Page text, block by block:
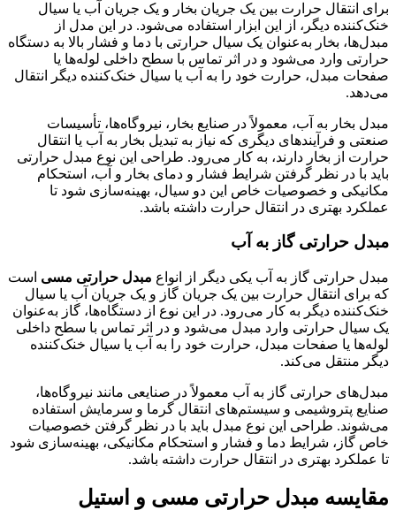
برای انتقال حرارت بین یک جریان بخار و یک جریان آب یا سیال
خنک‌کننده دیگر، از این ابزار استفاده می‌شود. در این مدل از
مبدل‌ها، بخار به‌عنوان یک سیال حرارتی با دما و فشار بالا به دستگاه
حرارتی وارد می‌شود و در اثر تماس با سطح داخلی لوله‌ها یا
صفحات مبدل، حرارت خود را به آب یا سیال خنک‌کننده دیگر انتقال
می‌دهد.
مبدل بخار به آب، معمولاً در صنایع بخار، نیروگاه‌ها، تأسیسات
صنعتی و فرآیندهای دیگری که نیاز به تبدیل بخار به آب یا انتقال
حرارت از بخار دارند، به کار می‌رود. طراحی این نوع مبدل حرارتی
باید با در نظر گرفتن شرایط فشار و دمای بخار و آب، استحکام
مکانیکی و خصوصیات خاص این دو سیال، بهینه‌سازی شود تا
عملکرد بهتری در انتقال حرارت داشته باشد.
مبدل حرارتی گاز به آب
مبدل حرارتی گاز به آب یکی دیگر از انواع مبدل حرارتی مسی است
که برای انتقال حرارت بین یک جریان گاز و یک جریان آب یا سیال
خنک‌کننده دیگر به کار می‌رود. در این نوع از دستگاه‌ها، گاز به‌عنوان
یک سیال حرارتی وارد مبدل می‌شود و در اثر تماس با سطح داخلی
لوله‌ها یا صفحات مبدل، حرارت خود را به آب یا سیال خنک‌کننده
دیگر منتقل می‌کند.
مبدل‌های حرارتی گاز به آب معمولاً در صنایعی مانند نیروگاه‌ها،
صنایع پتروشیمی و سیستم‌های انتقال گرما و سرمایش استفاده
می‌شوند. طراحی این نوع مبدل باید با در نظر گرفتن خصوصیات
خاص گاز، شرایط دما و فشار و استحکام مکانیکی، بهینه‌سازی شود
تا عملکرد بهتری در انتقال حرارت داشته باشد.
مقایسه مبدل حرارتی مسی و استیل